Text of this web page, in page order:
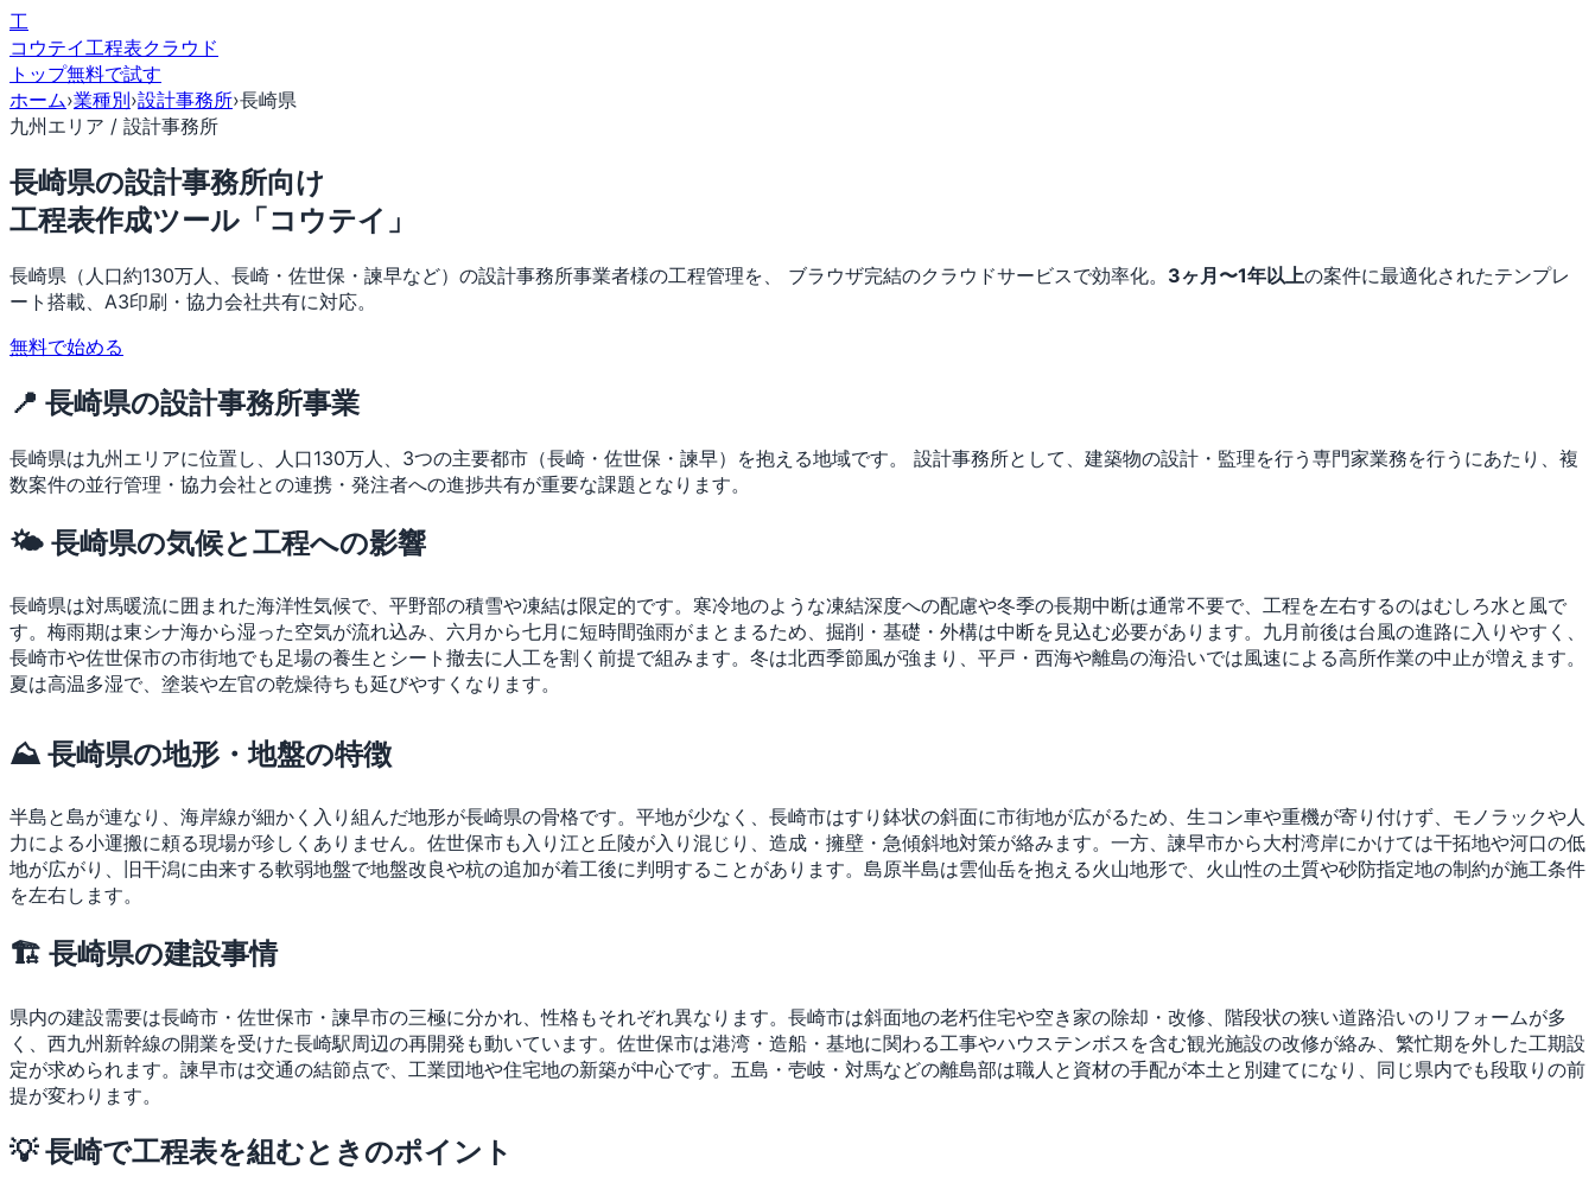
工
コウテイ工程表クラウド
トップ無料で試す
ホーム›業種別›設計事務所›長崎県
九州エリア / 設計事務所
長崎県の設計事務所向け
工程表作成ツール「コウテイ」
長崎県（人口約130万人、長崎・佐世保・諫早など）の設計事務所事業者様の工程管理を、 ブラウザ完結のクラウドサービスで効率化。 3ヶ月〜1年以上の案件に最適化されたテンプレ
ート搭載、A3印刷・協力会社共有に対応。
無料で始める
📍 長崎県の設計事務所事業
長崎県は九州エリアに位置し、人口130万人、3つの主要都市（長崎・佐世保・諫早）を抱える地域です。 設計事務所として、建築物の設計・監理を行う専門家業務を行うにあたり、複
数案件の並行管理・協力会社との連携・発注者への進捗共有が重要な課題となります。
🌤 長崎県の気候と工程への影響
長崎県は対馬暖流に囲まれた海洋性気候で、平野部の積雪や凍結は限定的です。寒冷地のような凍結深度への配慮や冬季の長期中断は通常不要で、工程を左右するのはむしろ水と風で
す。梅雨期は東シナ海から湿った空気が流れ込み、六月から七月に短時間強雨がまとまるため、掘削・基礎・外構は中断を見込む必要があります。九月前後は台風の進路に入りやすく、
長崎市や佐世保市の市街地でも足場の養生とシート撤去に人工を割く前提で組みます。冬は北西季節風が強まり、平戸・西海や離島の海沿いでは風速による高所作業の中止が増えます。
夏は高温多湿で、塗装や左官の乾燥待ちも延びやすくなります。
⛰ 長崎県の地形・地盤の特徴
半島と島が連なり、海岸線が細かく入り組んだ地形が長崎県の骨格です。平地が少なく、長崎市はすり鉢状の斜面に市街地が広がるため、生コン車や重機が寄り付けず、モノラックや人
力による小運搬に頼る現場が珍しくありません。佐世保市も入り江と丘陵が入り混じり、造成・擁壁・急傾斜地対策が絡みます。一方、諫早市から大村湾岸にかけては干拓地や河口の低
地が広がり、旧干潟に由来する軟弱地盤で地盤改良や杭の追加が着工後に判明することがあります。島原半島は雲仙岳を抱える火山地形で、火山性の土質や砂防指定地の制約が施工条件
を左右します。
🏗 長崎県の建設事情
県内の建設需要は長崎市・佐世保市・諫早市の三極に分かれ、性格もそれぞれ異なります。長崎市は斜面地の老朽住宅や空き家の除却・改修、階段状の狭い道路沿いのリフォームが多
く、西九州新幹線の開業を受けた長崎駅周辺の再開発も動いています。佐世保市は港湾・造船・基地に関わる工事やハウステンボスを含む観光施設の改修が絡み、繁忙期を外した工期設
定が求められます。諫早市は交通の結節点で、工業団地や住宅地の新築が中心です。五島・壱岐・対馬などの離島部は職人と資材の手配が本土と別建てになり、同じ県内でも段取りの前
提が変わります。
💡 長崎で工程表を組むときのポイント